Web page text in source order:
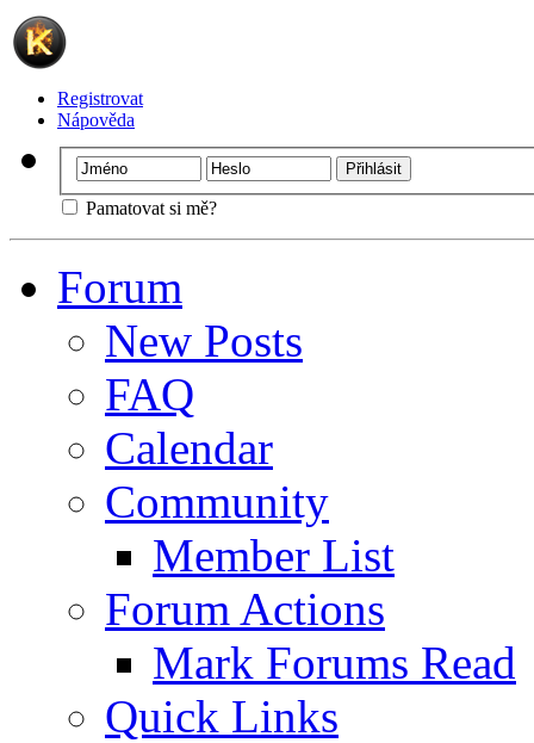
Registrovat
Nápověda
Pamatovat si mě?
Forum
New Posts
FAQ
Calendar
Community
Member List
Forum Actions
Mark Forums Read
Quick Links